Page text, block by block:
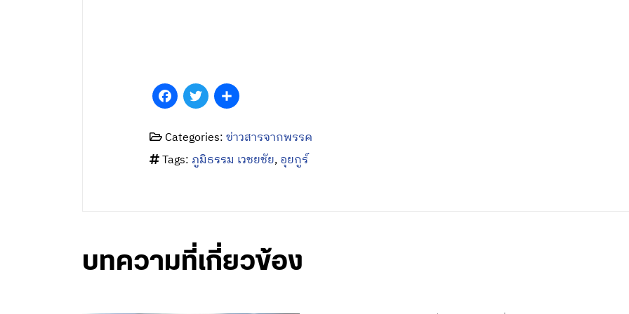
Categories:ข่าวสารจากพรรค
Tags:ภูมิธรรม เวชยชัย